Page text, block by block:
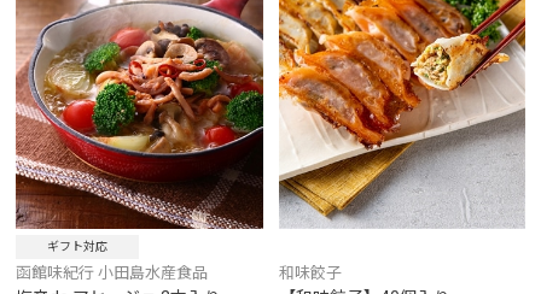
ギフト対応
函館味紀行 小田島水産食品 和味餃子